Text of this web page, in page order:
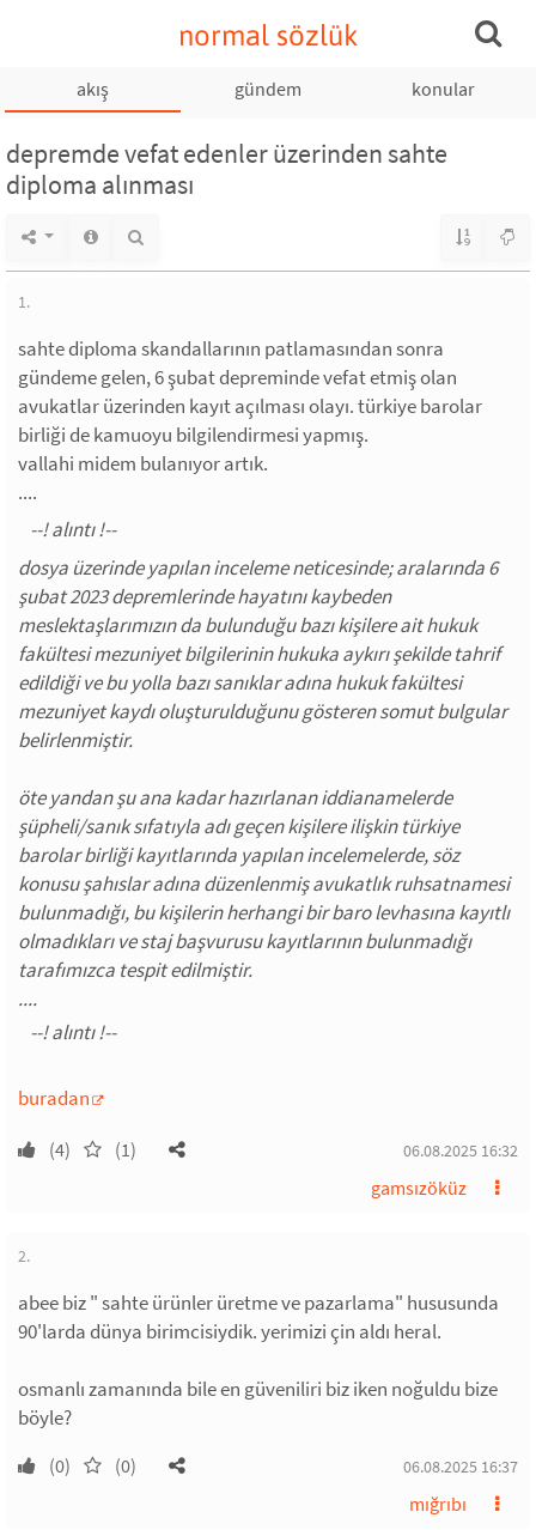
normal sözlük
akış gündem konular
depremde vefat edenler üzerinden sahte
diploma alınması
1.
sahte diploma skandallarının patlamasından sonra
gündeme gelen, 6 şubat depreminde vefat etmiş olan
avukatlar üzerinden kayıt açılması olayı. türkiye barolar
birliği de kamuoyu bilgilendirmesi yapmış.
vallahi midem bulanıyor artık.
....
dosya üzerinde yapılan inceleme neticesinde; aralarında 6
şubat 2023 depremlerinde hayatını kaybeden
meslektaşlarımızın da bulunduğu bazı kişilere ait hukuk
fakültesi mezuniyet bilgilerinin hukuka aykırı şekilde tahrif
edildiği ve bu yolla bazı sanıklar adına hukuk fakültesi
mezuniyet kaydı oluşturulduğunu gösteren somut bulgular
belirlenmiştir.
öte yandan şu ana kadar hazırlanan iddianamelerde
şüpheli/sanık sıfatıyla adı geçen kişilere ilişkin türkiye
barolar birliği kayıtlarında yapılan incelemelerde, söz
konusu şahıslar adına düzenlenmiş avukatlık ruhsatnamesi
bulunmadığı, bu kişilerin herhangi bir baro levhasına kayıtlı
olmadıkları ve staj başvurusu kayıtlarının bulunmadığı
tarafımızca tespit edilmiştir.
....
buradan
(4) (1) 06.08.2025 16:32
gamsızöküz
2.
abee biz " sahte ürünler üretme ve pazarlama" hususunda
90'larda dünya birimcisiydik. yerimizi çin aldı heral.
osmanlı zamanında bile en güveniliri biz iken noğuldu bize
böyle?
(0) (0) 06.08.2025 16:37
mığrıbı